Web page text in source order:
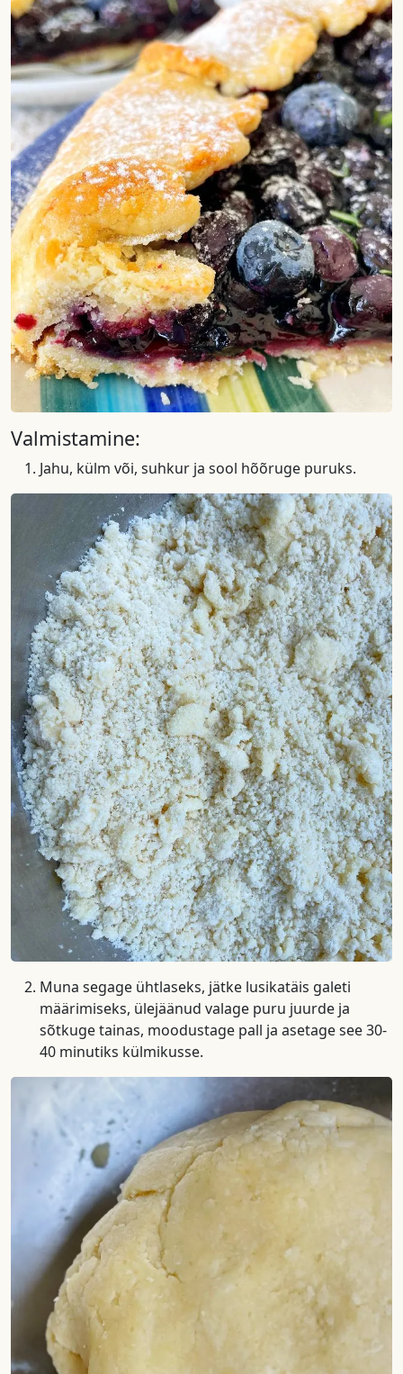
Valmistamine:
Jahu, külm või, suhkur ja sool hõõruge puruks.
Muna segage ühtlaseks, jätke lusikatäis galeti
määrimiseks, ülejäänud valage puru juurde ja
sõtkuge tainas, moodustage pall ja asetage see 30-
40 minutiks külmikusse.